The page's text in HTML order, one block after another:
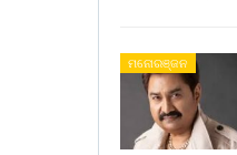
ମନୋରଞ୍ଜନ